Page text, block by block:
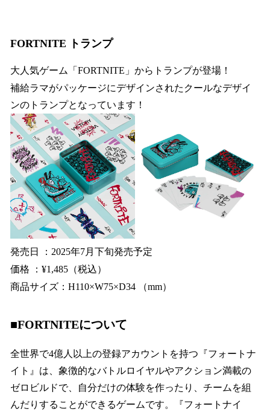
FORTNITE トランプ
大人気ゲーム「FORTNITE」からトランプが登場！
補給ラマがパッケージにデザインされたクールなデザイ
ンのトランプとなっています！
発売日 ：2025年7月下旬発売予定
価格 ：¥1,485（税込）
商品サイズ：H110×W75×D34 （mm）
■FORTNITEについて
全世界で4億人以上の登録アカウントを持つ『フォートナ
イト』は、象徴的なバトルロイヤルやアクション満載の
ゼロビルドで、自分だけの体験を作ったり、チームを組
んだりすることができるゲームです。『フォートナイ